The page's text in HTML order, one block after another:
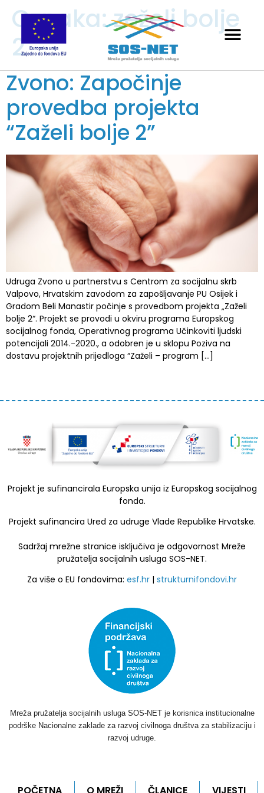
Oznaka:zeželi bolje
2
Zvono: Započinje
provedba projekta
“Zaželi bolje 2”
Udruga Zvono u partnerstvu s Centrom za socijalnu skrb
Valpovo, Hrvatskim zavodom za zapošljavanje PU Osijek i
Gradom Beli Manastir počinje s provedbom projekta „Zaželi
bolje 2“. Projekt se provodi u okviru programa Europskog
socijalnog fonda, Operativnog programa Učinkoviti ljudski
potencijali 2014.-2020., a odobren je u sklopu Poziva na
dostavu projektnih prijedloga “Zaželi – program […]
Projekt je sufinancirala Europska unija iz Europskog socijalnog
fonda.
Projekt sufinancira Ured za udruge Vlade Republike Hrvatske.
Sadržaj mrežne stranice isključiva je odgovornost Mreže
pružatelja socijalnih usluga SOS-NET.
Za više o EU fondovima: esf.hr | strukturnifondovi.hr
Mreža pružatelja socijalnih usluga SOS-NET je korisnica institucionalne
podrške Nacionalne zaklade za razvoj civilnoga društva za stabilizaciju i
razvoj udruge.